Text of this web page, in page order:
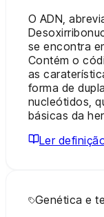
O ADN,
se encontra
Contém o
as
forma de
nucleótidos,
básicas da
Ler
Genética e